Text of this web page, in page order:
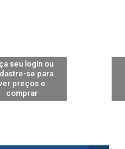
seu login ou
se para
preços e
comprar